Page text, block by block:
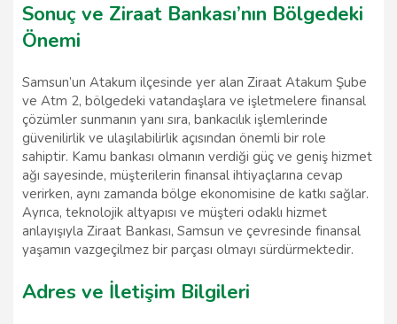
Sonuç ve Ziraat Bankası’nın Bölgedeki
Önemi
Samsun’un Atakum ilçesinde yer alan Ziraat Atakum Şube
ve Atm 2, bölgedeki vatandaşlara ve işletmelere finansal
çözümler sunmanın yanı sıra, bankacılık işlemlerinde
güvenilirlik ve ulaşılabilirlik açısından önemli bir role
sahiptir. Kamu bankası olmanın verdiği güç ve geniş hizmet
ağı sayesinde, müşterilerin finansal ihtiyaçlarına cevap
verirken, aynı zamanda bölge ekonomisine de katkı sağlar.
Ayrıca, teknolojik altyapısı ve müşteri odaklı hizmet
anlayışıyla Ziraat Bankası, Samsun ve çevresinde finansal
yaşamın vazgeçilmez bir parçası olmayı sürdürmektedir.
Adres ve İletişim Bilgileri